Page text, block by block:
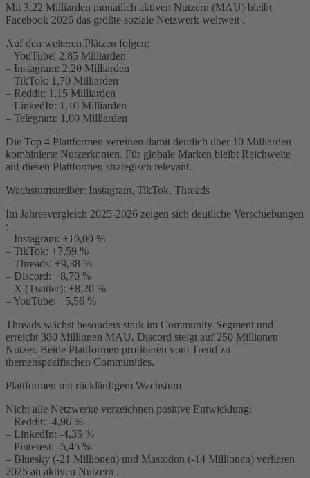
Mit 3,22 Milliarden monatlich aktiven Nutzern (MAU) bleibt
Facebook 2026 das größte soziale Netzwerk weltweit .
Auf den weiteren Plätzen folgen:
– YouTube: 2,85 Milliarden
– Instagram: 2,20 Milliarden
– TikTok: 1,70 Milliarden
– Reddit: 1,15 Milliarden
– LinkedIn: 1,10 Milliarden
– Telegram: 1,00 Milliarden
Die Top 4 Plattformen vereinen damit deutlich über 10 Milliarden
kombinierte Nutzerkonten. Für globale Marken bleibt Reichweite
auf diesen Plattformen strategisch relevant.
Wachstumstreiber: Instagram, TikTok, Threads
Im Jahresvergleich 2025-2026 zeigen sich deutliche Verschiebungen
:
– Instagram: +10,00 %
– TikTok: +7,59 %
– Threads: +9,38 %
– Discord: +8,70 %
– X (Twitter): +8,20 %
– YouTube: +5,56 %
Threads wächst besonders stark im Community-Segment und
erreicht 380 Millionen MAU. Discord steigt auf 250 Millionen
Nutzer. Beide Plattformen profitieren vom Trend zu
themenspezifischen Communities.
Plattformen mit rückläufigem Wachstum
Nicht alle Netzwerke verzeichnen positive Entwicklung:
– Reddit: -4,96 %
– LinkedIn: -4,35 %
– Pinterest: -5,45 %
– Bluesky (-21 Millionen) und Mastodon (-14 Millionen) verlieren
2025 an aktiven Nutzern .